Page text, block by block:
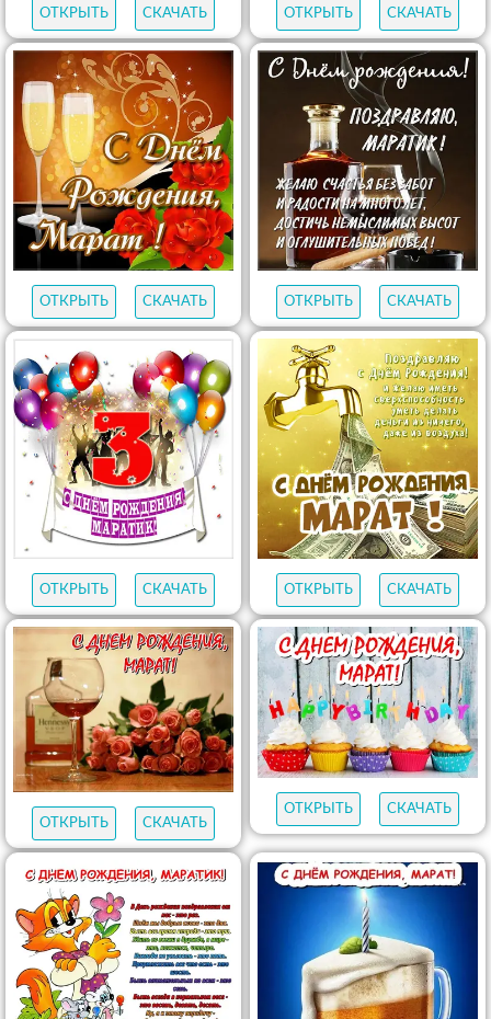
ОТКРЫТЬ СКАЧАТЬ ОТКРЫТЬ СКАЧАТЬ
ОТКРЫТЬ СКАЧАТЬ ОТКРЫТЬ СКАЧАТЬ
ОТКРЫТЬ СКАЧАТЬ ОТКРЫТЬ СКАЧАТЬ
ОТКРЫТЬ СКАЧАТЬ
ОТКРЫТЬ СКАЧАТЬ